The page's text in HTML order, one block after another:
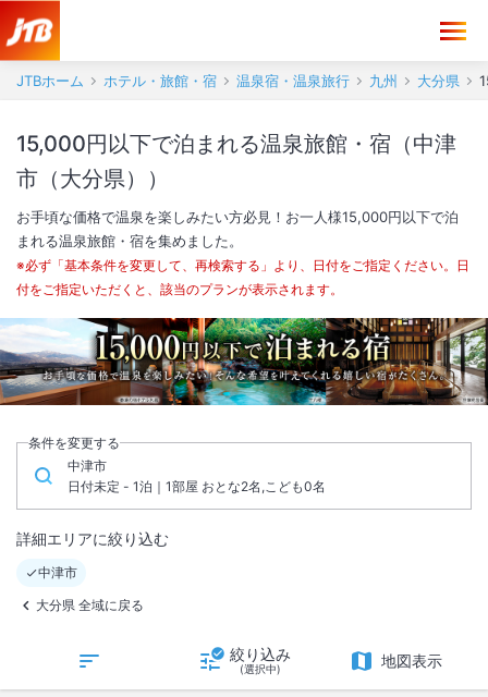
JTBホーム ホテル・旅館・宿 温泉宿・温泉旅行 九州 大分県
15,000円以下で泊まれる温泉旅館・宿（中津
市（大分県））
お手頃な価格で温泉を楽しみたい方必見！お一人様15,000円以下で泊
まれる温泉旅館・宿を集めました。
※必ず「基本条件を変更して、再検索する」より、日付をご指定ください。日
付をご指定いただくと、該当のプランが表示されます。
条件を変更する
中津市
日付未定 - 1泊｜1部屋 おとな2名,こども0名
詳細エリアに絞り込む
中津市
大分県 全域に戻る
絞り込み
(選択中) 地図表示